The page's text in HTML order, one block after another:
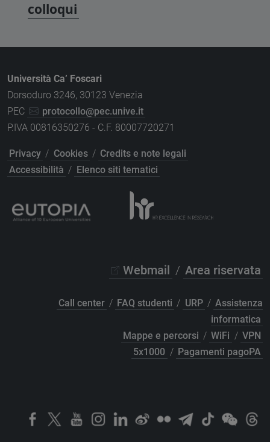
colloqui
Università Ca’ Foscari
Dorsoduro 3246, 30123 Venezia
PEC
protocollo@pec.unive.it
P.IVA 00816350276 - C.F. 80007720271
Privacy / Cookies / Credits e note legali
Accessibilità / Elenco siti tematici
Webmail / Area riservata
Call center / FAQ studenti / URP / Assistenza
informatica
Mappe e percorsi / WiFi / VPN
5x1000 / Pagamenti pagoPA